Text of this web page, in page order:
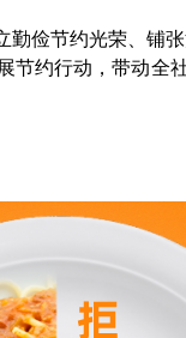
俭节约光荣、铺
约行动，带动全